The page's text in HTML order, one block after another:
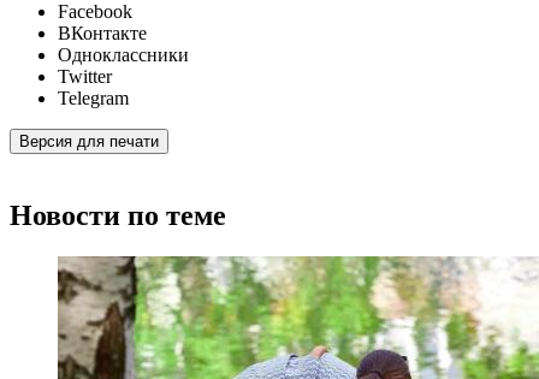
Facebook
ВКонтакте
Одноклассники
Twitter
Telegram
Версия для печати
Новости по теме